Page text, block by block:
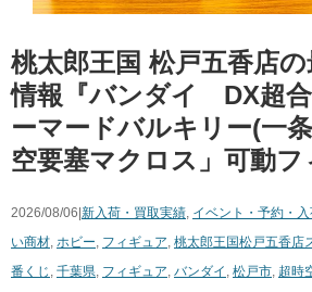
桃太郎王国 松戸五香店の
情報『バンダイ DX超
ーマードバルキリー(一
空要塞マクロス」可動フ
2026/08/06| 新入荷・買取実績, イベント・予約・
い商材, ホビー, フィギュア, 桃太郎王国松戸五香店
番くじ , 千葉県, フィギュア, バンダイ , 松戸市, 超時